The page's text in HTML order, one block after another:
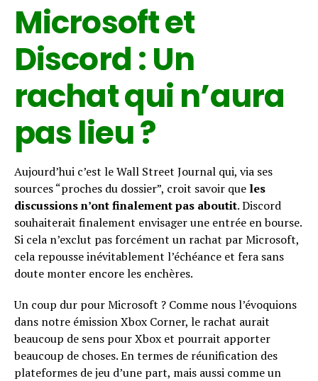
Microsoft et
Discord : Un
rachat qui n’aura
pas lieu ?
Aujourd’hui c’est le Wall Street Journal qui, via ses
sources “proches du dossier”, croit savoir que les
discussions n’ont finalement pas aboutit. Discord
souhaiterait finalement envisager une entrée en bourse.
Si cela n’exclut pas forcément un rachat par Microsoft,
cela repousse inévitablement l’échéance et fera sans
doute monter encore les enchères.
Un coup dur pour Microsoft ? Comme nous l’évoquions
dans notre émission Xbox Corner, le rachat aurait
beaucoup de sens pour Xbox et pourrait apporter
beaucoup de choses. En termes de réunification des
plateformes de jeu d’une part, mais aussi comme un